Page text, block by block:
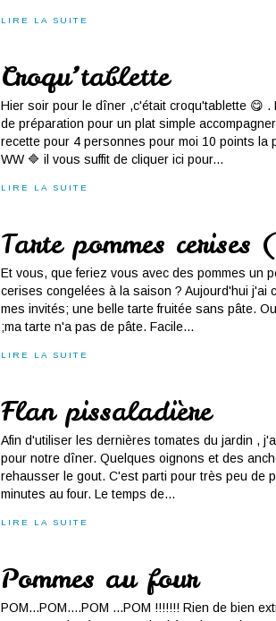
LIRE LA SUITE
Croqu’tablette
Hier soir pour le dîner ,c'était croqu'tablette 😋 .
de préparation pour un plat simple
recette pour 4 personnes pour moi 10 points la
WW 🔷 il vous suffit de cliquer ici pour...
LIRE LA SUITE
Tarte pommes
Et vous, que feriez vous avec des pommes un
cerises congelées à la saison ? Aujourd'hui j'ai
mes invités; une belle tarte fruitée sans pâte.
;ma tarte n'a pas de pâte. Facile...
LIRE LA SUITE
Flan pissaladière
Afin d'utiliser les dernières tomates du jardin ,
pour notre dîner. Quelques oignons et des
rehausser le gout. C'est parti pour très peu de
minutes au four. Le temps de...
LIRE LA SUITE
Pommes au four
POM...POM....POM ...POM !!!!!!! Rien de bien